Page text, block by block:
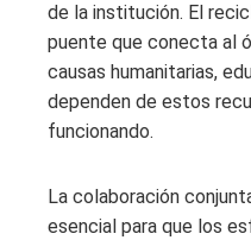
de la institución. El
puente que conecta al
causas humanitarias,
dependen de estos
funcionando.
La colaboración
esencial para que los